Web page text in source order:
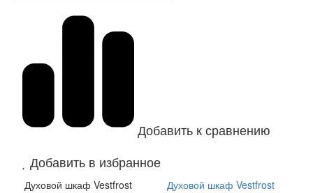
Добавить к сравнению
Добавить в избранное
Духовой шкаф Vestfrost
Духовой шкаф Vestfrost